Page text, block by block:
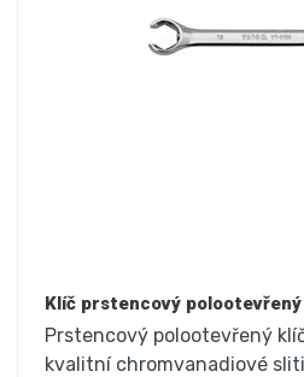
Klíč prstencový polootevřený
Prstencový polootevřený
kvalitní chromvanadiové